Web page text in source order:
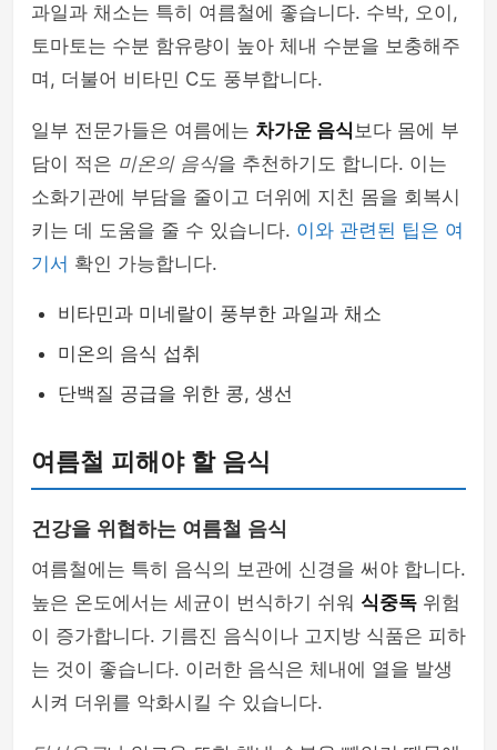
과일과 채소는 특히 여름철에 좋습니다. 수박, 오이,
토마토는 수분 함유량이 높아 체내 수분을 보충해주
며, 더불어 비타민 C도 풍부합니다.
일부 전문가들은 여름에는 차가운 음식보다 몸에 부
담이 적은 미온의 음식을 추천하기도 합니다. 이는
소화기관에 부담을 줄이고 더위에 지친 몸을 회복시
키는 데 도움을 줄 수 있습니다. 이와 관련된 팁은 여
기서 확인 가능합니다.
비타민과 미네랄이 풍부한 과일과 채소
미온의 음식 섭취
단백질 공급을 위한 콩, 생선
여름철 피해야 할 음식
건강을 위협하는 여름철 음식
여름철에는 특히 음식의 보관에 신경을 써야 합니다.
높은 온도에서는 세균이 번식하기 쉬워 식중독 위험
이 증가합니다. 기름진 음식이나 고지방 식품은 피하
는 것이 좋습니다. 이러한 음식은 체내에 열을 발생
시켜 더위를 악화시킬 수 있습니다.